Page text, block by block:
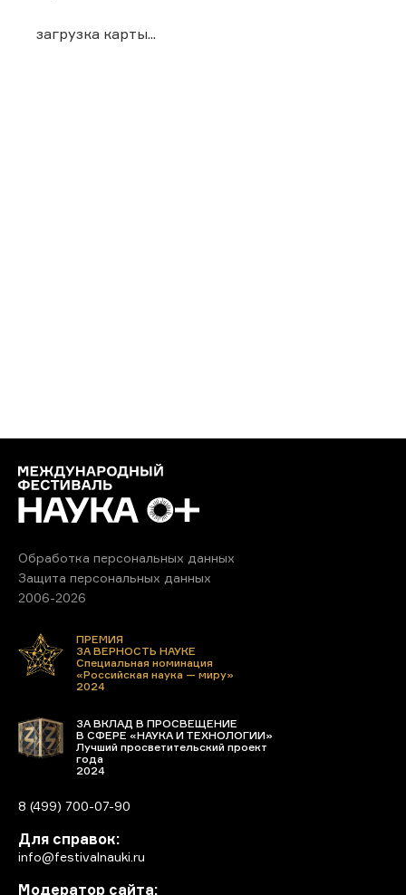
загрузка карты...
Обработка персональных данных
Защита персональных данных
2006-2026
ПРЕМИЯ
ЗА ВЕРНОСТЬ НАУКЕ
Специальная номинация
«Российская наука — миру»
2024
ЗА ВКЛАД В ПРОСВЕЩЕНИЕ
В СФЕРЕ «НАУКА И ТЕХНОЛОГИИ»
Лучший просветительский проект
года
2024
8 (499) 700-07-90
Для справок:
info@festivalnauki.ru
Модератор сайта: